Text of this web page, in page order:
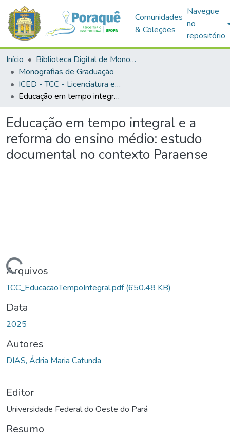
Comunidades
& Coleções
Navegue
no
repositório
Início
Biblioteca Digital de Monografias (BDM)
Monografias de Graduação
ICED - TCC - Licenciatura em Pedagogia
Educação em tempo integral e a reforma do ensino médio: estudo documental no contexto Paraense
Educação em tempo integral e a
reforma do ensino médio: estudo
documental no contexto Paraense
Arquivos
TCC_EducacaoTempoIntegral.pdf(650.48 KB)
Data
2025
Autores
DIAS, Ádria Maria Catunda
Editor
Universidade Federal do Oeste do Pará
Resumo